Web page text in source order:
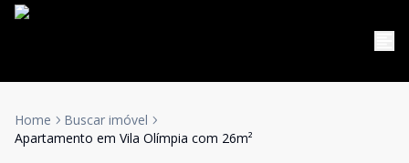
Home
Buscar imóvel
Apartamento em Vila Olímpia com 26m²